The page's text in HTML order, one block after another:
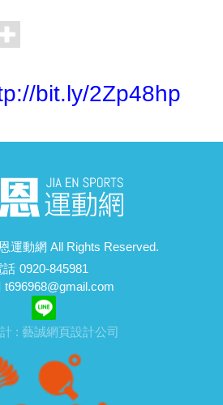
bit.ly/2Zp48hp
運動網 All Rights Reserved.
話 0920-845981
t696968@gmail.com
: 藝誠網頁設計公司